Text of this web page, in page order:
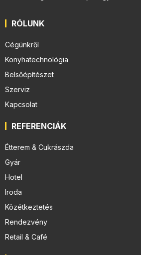
RÓLUNK
Cégünkről
Konyhatechnológia
Belsőépítészet
Szerviz
Kapcsolat
REFERENCIÁK
Étterem & Cukrászda
Gyár
Hotel
Iroda
Közétkeztetés
Rendezvény
Retail & Café